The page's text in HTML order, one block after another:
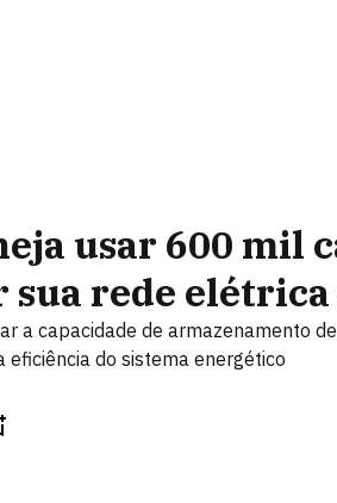
usar 600 mil
rede elétrica
a capacidade de armazenamento
eficiência do sistema energético